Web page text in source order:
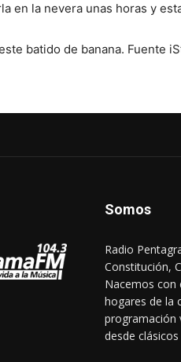
en la nevera unas horas y
batido de banana. Fuente
Somos
Radio
Constitución,
Nacemos con
hogares de la
programación
desde